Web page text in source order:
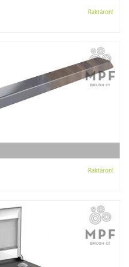
Raktáron!
Raktáron!